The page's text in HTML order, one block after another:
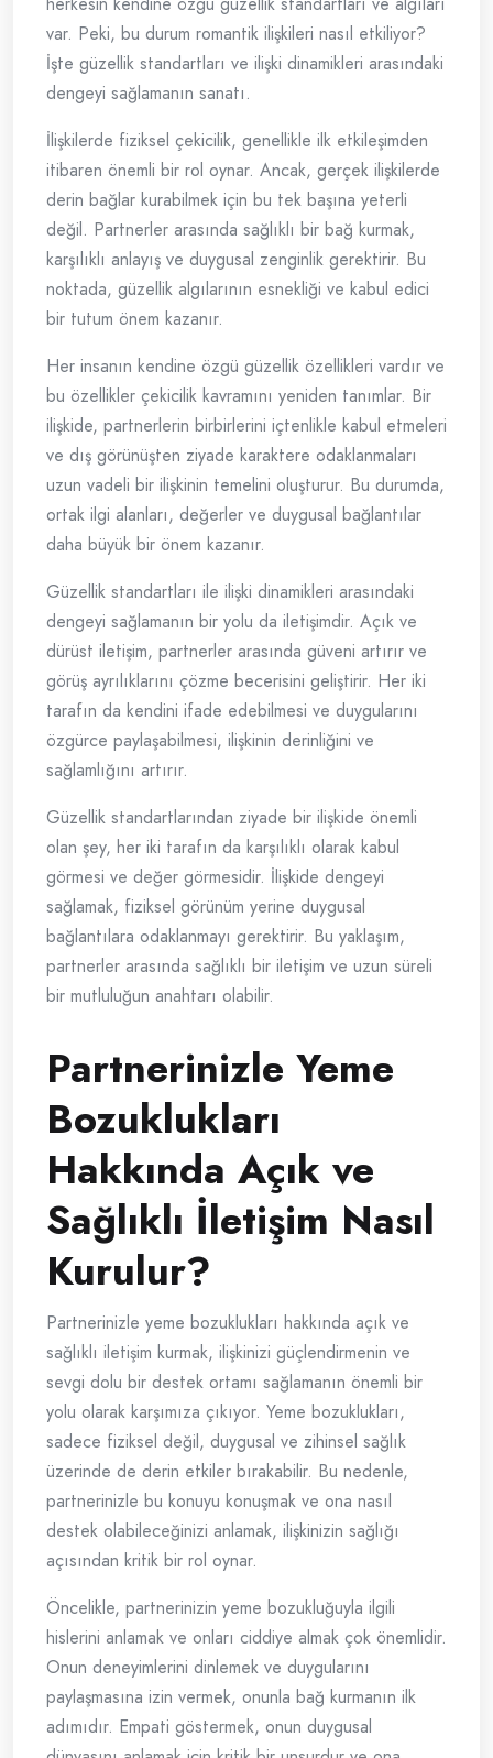
var. Peki, bu durum romantik ilişkileri nasıl etkiliyor?
İşte güzellik standartları ve ilişki dinamikleri arasındaki
dengeyi sağlamanın sanatı.
İlişkilerde fiziksel çekicilik, genellikle ilk etkileşimden
itibaren önemli bir rol oynar. Ancak, gerçek ilişkilerde
derin bağlar kurabilmek için bu tek başına yeterli
değil. Partnerler arasında sağlıklı bir bağ kurmak,
karşılıklı anlayış ve duygusal zenginlik gerektirir. Bu
noktada, güzellik algılarının esnekliği ve kabul edici
bir tutum önem kazanır.
Her insanın kendine özgü güzellik özellikleri vardır ve
bu özellikler çekicilik kavramını yeniden tanımlar. Bir
ilişkide, partnerlerin birbirlerini içtenlikle kabul etmeleri
ve dış görünüşten ziyade karaktere odaklanmaları
uzun vadeli bir ilişkinin temelini oluşturur. Bu durumda,
ortak ilgi alanları, değerler ve duygusal bağlantılar
daha büyük bir önem kazanır.
Güzellik standartları ile ilişki dinamikleri arasındaki
dengeyi sağlamanın bir yolu da iletişimdir. Açık ve
dürüst iletişim, partnerler arasında güveni artırır ve
görüş ayrılıklarını çözme becerisini geliştirir. Her iki
tarafın da kendini ifade edebilmesi ve duygularını
özgürce paylaşabilmesi, ilişkinin derinliğini ve
sağlamlığını artırır.
Güzellik standartlarından ziyade bir ilişkide önemli
olan şey, her iki tarafın da karşılıklı olarak kabul
görmesi ve değer görmesidir. İlişkide dengeyi
sağlamak, fiziksel görünüm yerine duygusal
bağlantılara odaklanmayı gerektirir. Bu yaklaşım,
partnerler arasında sağlıklı bir iletişim ve uzun süreli
bir mutluluğun anahtarı olabilir.
Partnerinizle Yeme
Bozuklukları
Hakkında Açık ve
Sağlıklı İletişim Nasıl
Kurulur?
Partnerinizle yeme bozuklukları hakkında açık ve
sağlıklı iletişim kurmak, ilişkinizi güçlendirmenin ve
sevgi dolu bir destek ortamı sağlamanın önemli bir
yolu olarak karşımıza çıkıyor. Yeme bozuklukları,
sadece fiziksel değil, duygusal ve zihinsel sağlık
üzerinde de derin etkiler bırakabilir. Bu nedenle,
partnerinizle bu konuyu konuşmak ve ona nasıl
destek olabileceğinizi anlamak, ilişkinizin sağlığı
açısından kritik bir rol oynar.
Öncelikle, partnerinizin yeme bozukluğuyla ilgili
hislerini anlamak ve onları ciddiye almak çok önemlidir.
Onun deneyimlerini dinlemek ve duygularını
paylaşmasına izin vermek, onunla bağ kurmanın ilk
adımıdır. Empati göstermek, onun duygusal